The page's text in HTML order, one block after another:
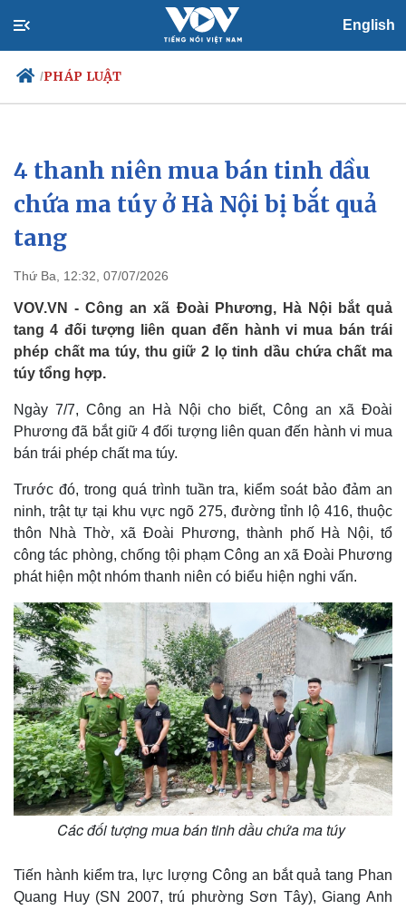
English
/PHÁP LUẬT
Chính trị
Đảng
Tổ chức nhân sự
Quốc hội
Nhận diện sự thật
Xã hội
Tin 24h
Dự báo thời tiết
4 thanh niên mua bán tinh dầu
chứa ma túy ở Hà Nội bị bắt quả
tang
Thứ Ba, 12:32, 07/07/2026
VOV.VN - Công an xã Đoài Phương, Hà Nội bắt quả
tang 4 đối tượng liên quan đến hành vi mua bán trái
phép chất ma túy, thu giữ 2 lọ tinh dầu chứa chất ma
túy tổng hợp.
Ngày 7/7, Công an Hà Nội cho biết, Công an xã Đoài
Phương đã bắt giữ 4 đối tượng liên quan đến hành vi mua
bán trái phép chất ma túy.
Trước đó, trong quá trình tuần tra, kiểm soát bảo đảm an
ninh, trật tự tại khu vực ngõ 275, đường tỉnh lộ 416, thuộc
thôn Nhà Thờ, xã Đoài Phương, thành phố Hà Nội, tổ
công tác phòng, chống tội phạm Công an xã Đoài Phương
phát hiện một nhóm thanh niên có biểu hiện nghi vấn.
Các đối tượng mua bán tinh dầu chứa ma túy
Tiến hành kiểm tra, lực lượng Công an bắt quả tang Phan
Quang Huy (SN 2007, trú phường Sơn Tây), Giang Anh